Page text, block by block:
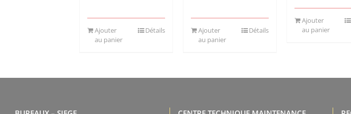
Ajouter
au panier
Détails
Ajouter
au panier
Détails
Ajouter
au panier